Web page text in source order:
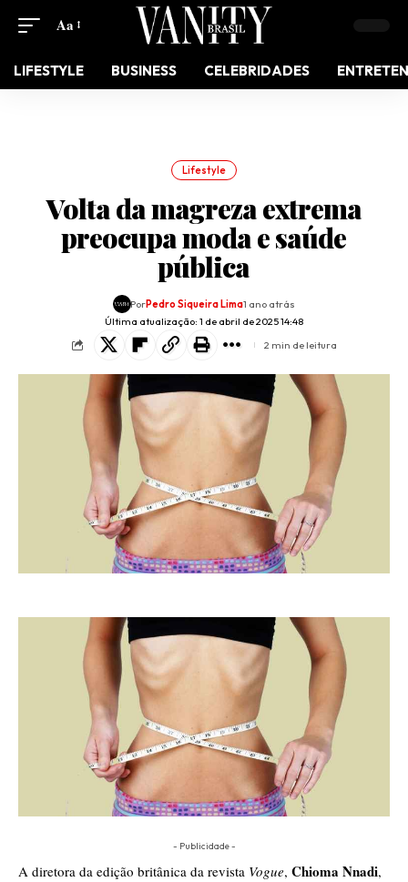
Aa
LIFESTYLE BUSINESS CELEBRIDADES
Lifestyle
Volta da magreza extrema
preocupa moda e saúde
pública
Última atualização: 1 de abril de 2025 14:48
PorPedro Siqueira Lima1 ano atrás
2 min de leitura
- Publicidade -
A diretora da edição britânica da revista Vogue, Chioma Nnadi,